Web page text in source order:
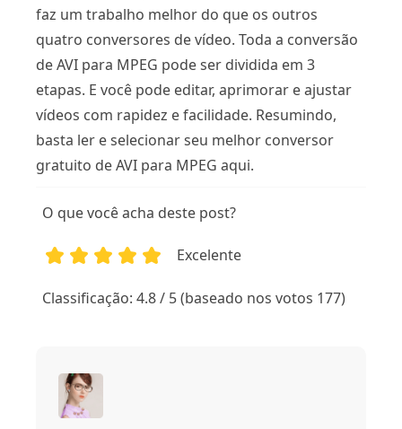
faz um trabalho melhor do que os outros
quatro conversores de vídeo. Toda a conversão
de AVI para MPEG pode ser dividida em 3
etapas. E você pode editar, aprimorar e ajustar
vídeos com rapidez e facilidade. Resumindo,
basta ler e selecionar seu melhor conversor
gratuito de AVI para MPEG aqui.
O que você acha deste post?
Excelente
Classificação: 4.8 / 5 (baseado nos votos 177)